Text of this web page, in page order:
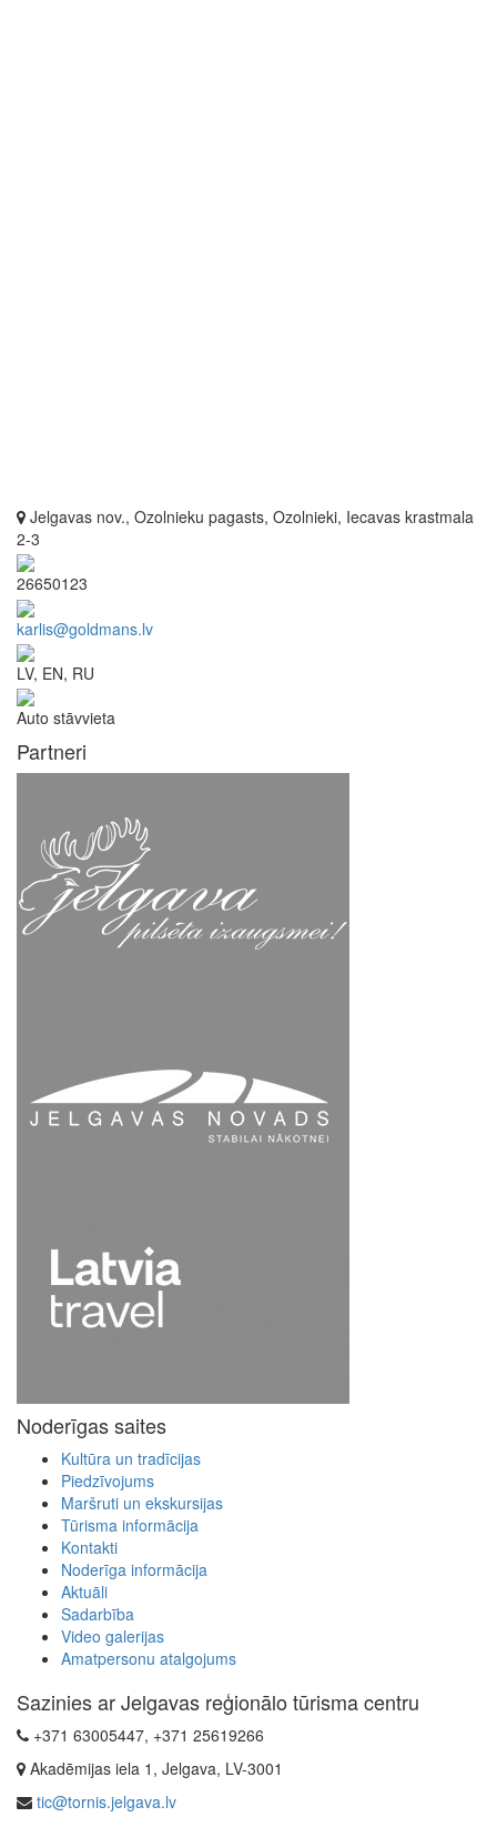
Jelgavas nov., Ozolnieku pagasts, Ozolnieki, Iecavas krastmala
2-3
26650123
karlis@goldmans.lv
LV, EN, RU
Auto stāvvieta
Partneri
Noderīgas saites
Kultūra un tradīcijas
Piedzīvojums
Maršruti un ekskursijas
Tūrisma informācija
Kontakti
Noderīga informācija
Aktuāli
Sadarbība
Video galerijas
Amatpersonu atalgojums
Sazinies ar Jelgavas reģionālo tūrisma centru
+371 63005447, +371 25619266
Akadēmijas iela 1, Jelgava, LV-3001
tic@tornis.jelgava.lv